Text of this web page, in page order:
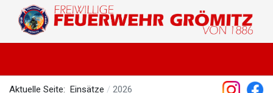
Aktuelle Seite: Einsätze 2026